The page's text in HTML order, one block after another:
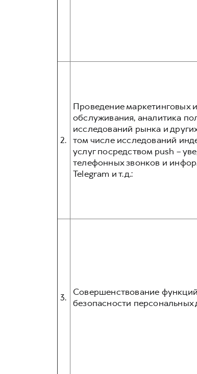
2.
Проведение маркетинговых
обслуживания, аналитика
исследований рынка и
том числе исследований
услуг посредством push –
телефонных звонков и
Telegram и т.д.:
3.
Совершенствование
безопасности персональных